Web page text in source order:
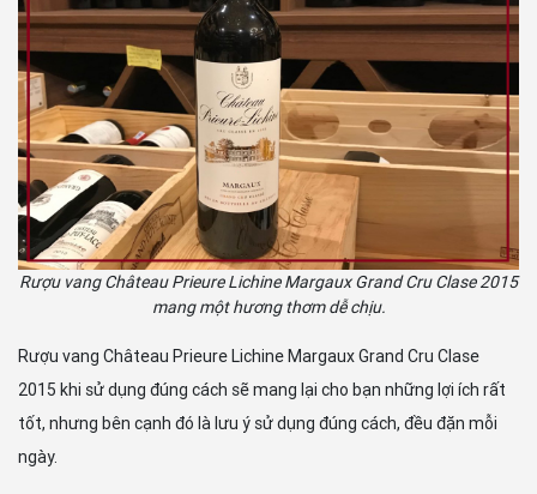
Rượu vang Château Prieure Lichine Margaux Grand Cru Clase 2015
mang một hương thơm dễ chịu.
Rượu vang Château Prieure Lichine Margaux Grand Cru Clase
2015 khi sử dụng đúng cách sẽ mang lại cho bạn những lợi ích rất
tốt, nhưng bên cạnh đó là lưu ý sử dụng đúng cách, đều đặn mỗi
ngày.